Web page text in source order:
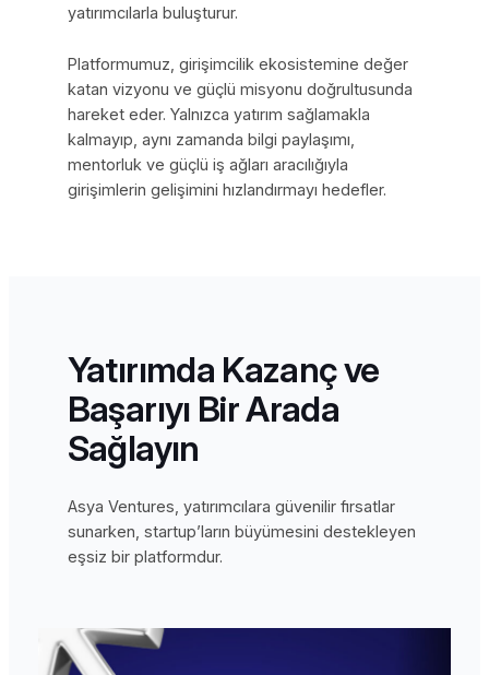
yatırımcılarla buluşturur.
Platformumuz, girişimcilik ekosistemine değer
katan vizyonu ve güçlü misyonu doğrultusunda
hareket eder. Yalnızca yatırım sağlamakla
kalmayıp, aynı zamanda bilgi paylaşımı,
mentorluk ve güçlü iş ağları aracılığıyla
girişimlerin gelişimini hızlandırmayı hedefler.
Yatırımda Kazanç ve
Başarıyı Bir Arada
Sağlayın
Asya Ventures, yatırımcılara güvenilir fırsatlar
sunarken, startup’ların büyümesini destekleyen
eşsiz bir platformdur.